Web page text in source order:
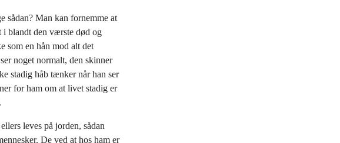
sådan? Man kan fornemme at
i blandt den værste død og
som en hån mod alt det
noget normalt, den skinner
stadig håb tænker når han ser
for ham om at livet stadig er
leves på jorden, sådan
De ved at hos ham er